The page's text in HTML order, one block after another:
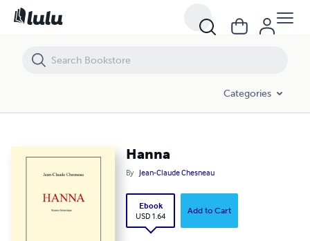
Categories
Hanna
By Jean-Claude Chesneau
Ebook
USD 1.64
Add to Cart
Hanna